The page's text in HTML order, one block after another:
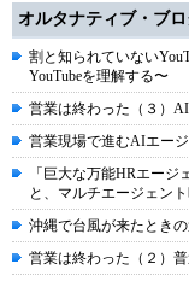
オルタナティブ・ブ
割と知られていない
YouTubeを理解する〜
営業は終わった（３）
営業現場で進むAIエー
「巨大な万能HRエージ
と、マルチエージェン
沖縄で台風が来たとき
営業は終わった（２）